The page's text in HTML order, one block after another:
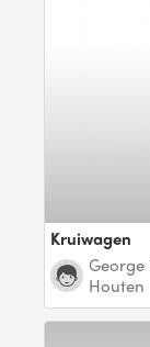
kruiwagen
George
Houten